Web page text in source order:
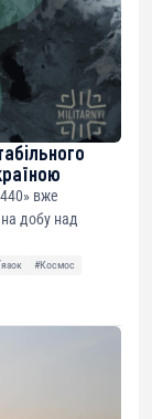
вже
добу над
#Космос